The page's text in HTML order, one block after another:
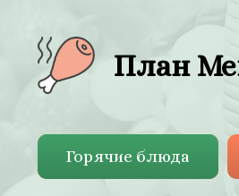
План
Горячие блюда